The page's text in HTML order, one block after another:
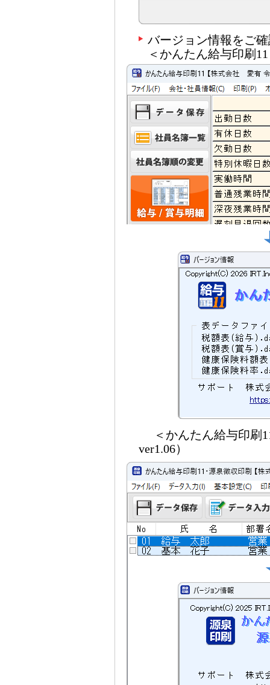
バージョン情報をご
＜かんたん給与印刷
＜かんたん給与印刷
ver1.06）